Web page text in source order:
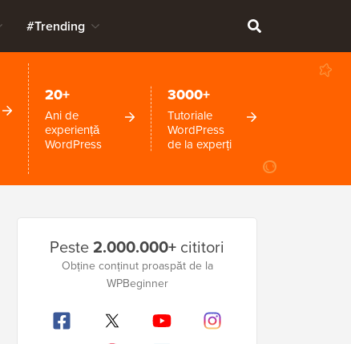
#Trending
20+
Ani de
experiență
WordPress
3000+
Tutoriale
WordPress
de la experți
laterală
Peste2.000.000+ cititori
Obține conținut proaspăt de la
WPBeginner